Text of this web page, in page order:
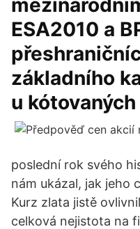
ESA2010 a
základního
u
poslední rok svého
nám ukázal, jak jeho
Kurz zlata jistě
celková nejistota na